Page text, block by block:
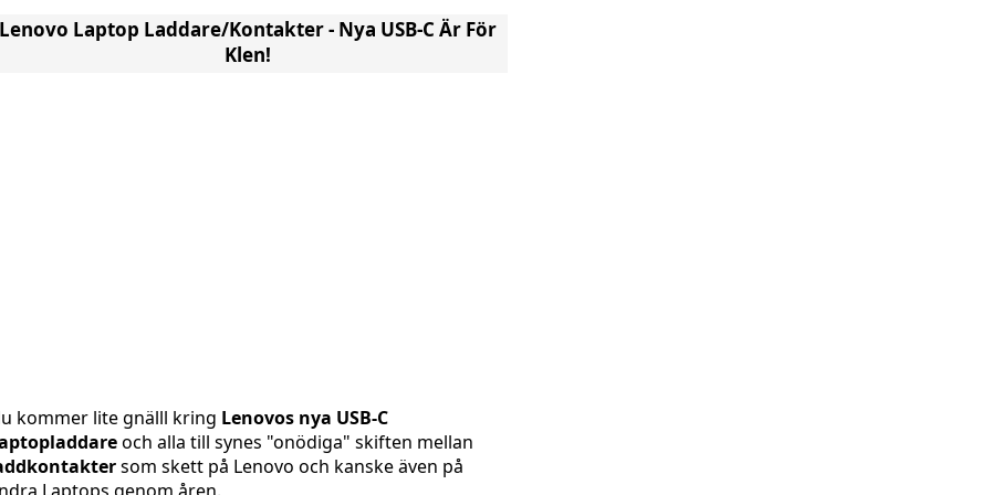
Lenovo Laptop Laddare/Kontakter - Nya USB-C Är För
Klen!
kommer lite gnälll kring Lenovos nya USB-C
och alla till synes "onödiga" skiften mellan
som skett på Lenovo och kanske även på